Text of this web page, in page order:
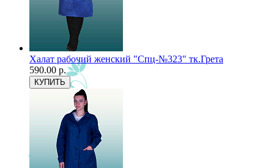
Халат рабочий женский "Спц-№323" тк.Грета
590.00 р.